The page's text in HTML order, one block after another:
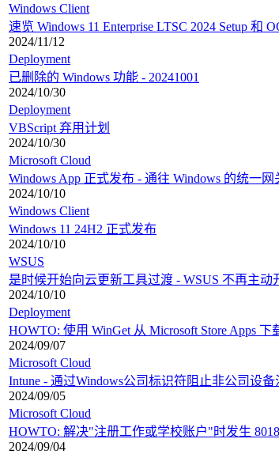
Windows Client
速览 Windows 11 Enterprise LTSC 2024 Setup 和
2024/11/12
Deployment
已删除的 Windows 功能 - 20241001
2024/10/30
Deployment
VBScript 弃用计划
2024/10/30
Microsoft Cloud
Windows App 正式发布 - 通往 Windows 的统一网
2024/10/10
Windows Client
Windows 11 24H2 正式发布
2024/10/10
WSUS
是时候开始向云更新工具过渡 - WSUS 不再主动
2024/10/10
Deployment
HOWTO: 使用 WinGet 从 Microsoft Store Apps
2024/09/07
Microsoft Cloud
Intune - 通过Windows公司标识符阻止非公司设备
2024/09/05
Microsoft Cloud
HOWTO: 解决"注册工作或学校账户"时发生
2024/09/04